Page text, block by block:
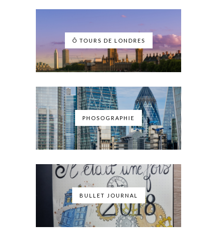
Ô TOURS DE LONDRES
PHOSOGRAPHIE
BULLET JOURNAL